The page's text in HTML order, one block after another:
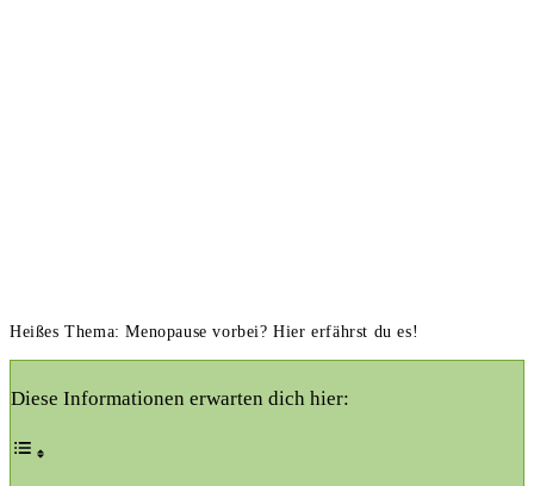
Heißes Thema: Menopause vorbei? Hier erfährst du es!
Diese Informationen erwarten dich hier: